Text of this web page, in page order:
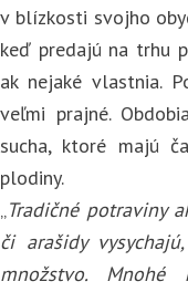
v blízkosti svojho
keď predajú na trhu
ak nejaké vlastnia.
veľmi prajné.
sucha, ktoré majú
plodiny.
„Tradičné potraviny
či arašidy
množstvo.